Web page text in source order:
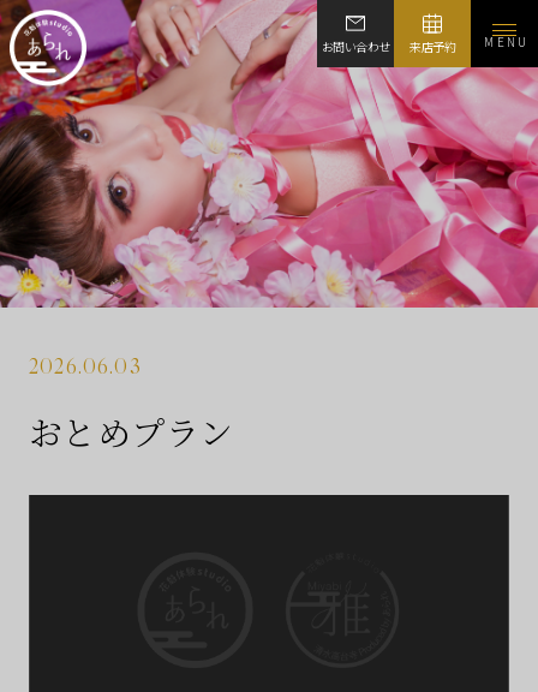
お問い合わせ 来店予約 MENU
2026.06.03
おとめプラン